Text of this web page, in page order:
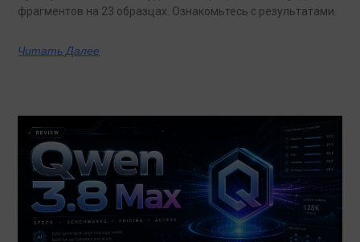
фрагментов на 23 образцах. Ознакомьтесь с результатами.
Читать Далее